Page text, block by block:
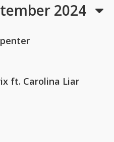
2024
ft. Carolina Liar